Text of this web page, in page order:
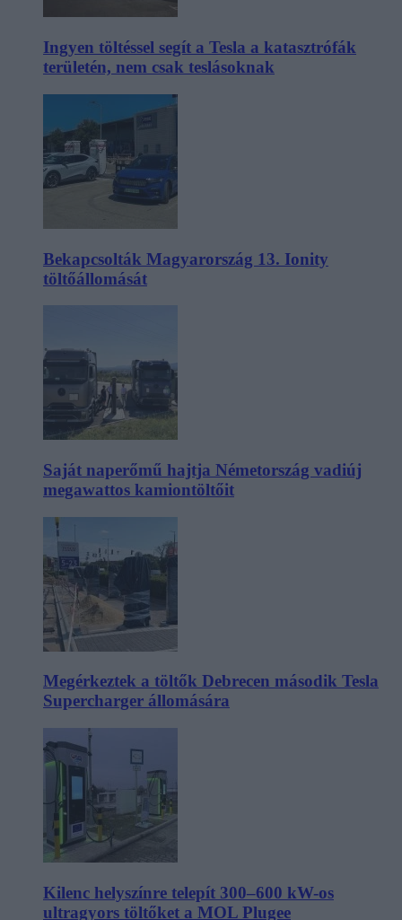
Ingyen töltéssel segít a Tesla a katasztrófák
területén, nem csak teslásoknak
Bekapcsolták Magyarország 13. Ionity
töltőállomását
Saját naperőmű hajtja Németország vadiúj
megawattos kamiontöltőit
Megérkeztek a töltők Debrecen második Tesla
Supercharger állomására
Kilenc helyszínre telepít 300–600 kW-os
ultragyors töltőket a MOL Plugee